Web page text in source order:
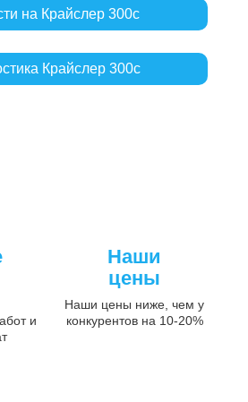
на Крайслер 300с
Крайслер 300с
и
Наши
цены
Наши цены ниже, чем у
конкурентов на 10-20%